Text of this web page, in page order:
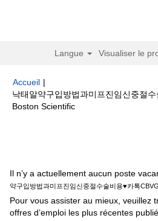
Langue Visualiser le
Accueil |
낙­태알약구입방법과미­프­진임신중절
Boston Scientific(page
Il n’y a actuellement aucun poste
약구입방법과미­프­진임신중절수술비용♥카톡
Pour vous assister au mieux, veuillez
offres d’emploi les plus récentes